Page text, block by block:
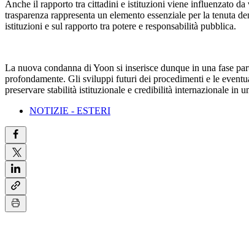
Anche il rapporto tra cittadini e istituzioni viene influenzato
trasparenza rappresenta un elemento essenziale per la
istituzioni e sul rapporto tra potere e responsabilità pubblica.
La nuova condanna di Yoon si inserisce dunque in una fase
profondamente. Gli sviluppi futuri dei procedimenti e le
preservare stabilità istituzionale e credibilità internazionale in
NOTIZIE - ESTERI